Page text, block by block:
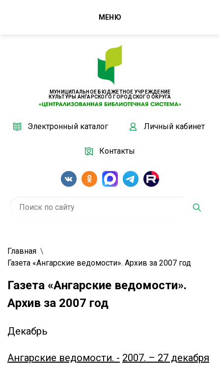
МУНИЦИПАЛЬНОЕ БЮДЖЕТНОЕ УЧРЕЖДЕНИЕ
КУЛЬТУРЫ АНГАРСКОГО ГОРОДСКОГО ОКРУГА
Электронный каталог Личный кабинет
Контакты
МЕНЮ
Главная
Газета «Ангарские ведомости». Архив за 2007 год
Газета «Ангарские ведомости».
Архив за 2007 год
Декабрь
Ангарские ведомости. - 2007. – 27 декабря